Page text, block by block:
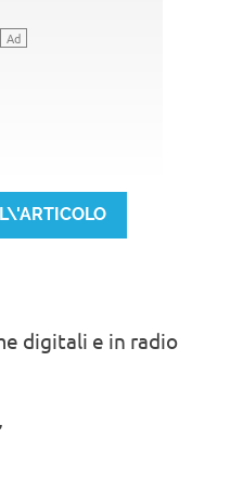
digitali e in radio